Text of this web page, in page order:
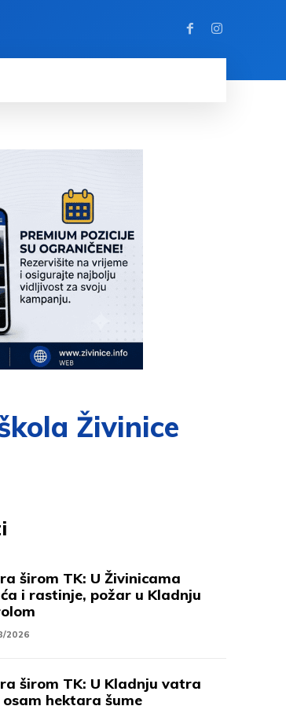
Živinice
širom TK: U Živinicama
i rastinje, požar u Kladnju
2026
širom TK: U Kladnju vatra
hektara šume